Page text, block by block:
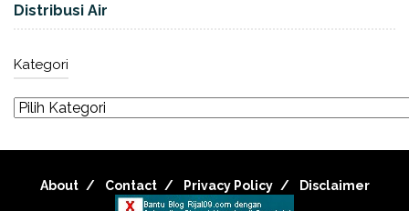
Distribusi Air
Kategori
About Contact Privacy Policy Disclaimer